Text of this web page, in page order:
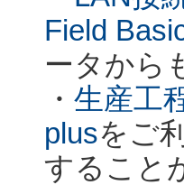
Field
ータから
・ 生産工
plusをご
すること